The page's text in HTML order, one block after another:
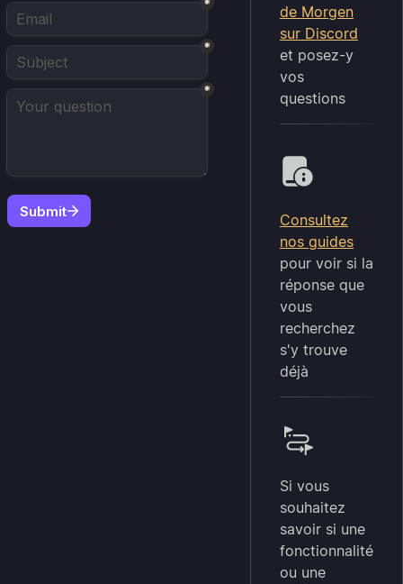
de Morgen
sur Discord
et posez-y
vos
questions
Consultez
nos guides
pour voir si la
réponse que
vous
recherchez
s'y trouve
déjà
Si vous
souhaitez
savoir si une
fonctionnalité
ou une